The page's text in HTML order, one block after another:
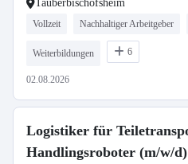
Tauberbischofsheim
Vollzeit Nachhaltiger Arbeitgeber
Weiterbildungen 6
02.08.2026
Logistiker für
Handlingsroboter (m/w/d)